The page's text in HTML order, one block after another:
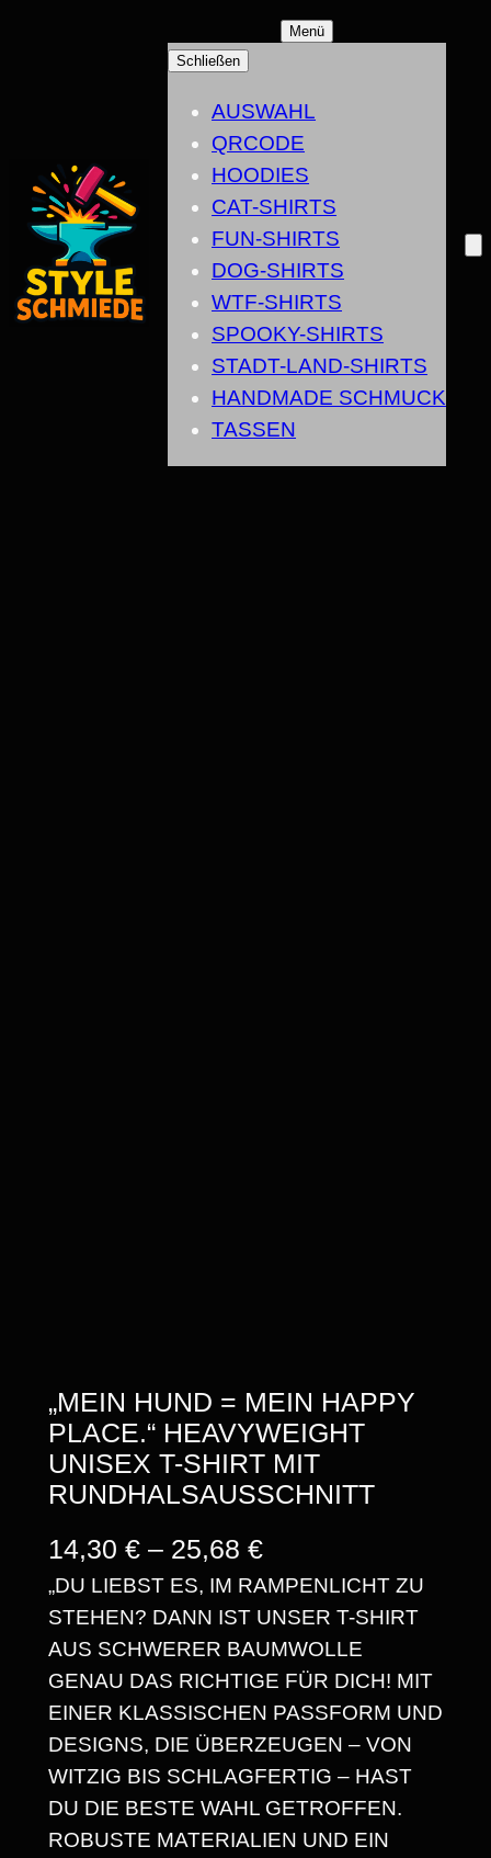
Menü
Schließen
AUSWAHL
QRCODE
HOODIES
CAT-SHIRTS
FUN-SHIRTS
DOG-SHIRTS
WTF-SHIRTS
SPOOKY-SHIRTS
STADT-LAND-SHIRTS
HANDMADE SCHMUCK
TASSEN
„MEIN HUND = MEIN HAPPY
PLACE.“ HEAVYWEIGHT
UNISEX T-SHIRT MIT
RUNDHALSAUSSCHNITT
14,30 € – 25,68 €P
R
E
I
S
S
P
A
„DU LIEBST ES, IM RAMPENLICHT ZU
STEHEN? DANN IST UNSER T-SHIRT
AUS SCHWERER BAUMWOLLE
GENAU DAS RICHTIGE FÜR DICH! MIT
EINER KLASSISCHEN PASSFORM UND
DESIGNS, DIE ÜBERZEUGEN – VON
WITZIG BIS SCHLAGFERTIG – HAST
DU DIE BESTE WAHL GETROFFEN.
ROBUSTE MATERIALIEN UND EIN